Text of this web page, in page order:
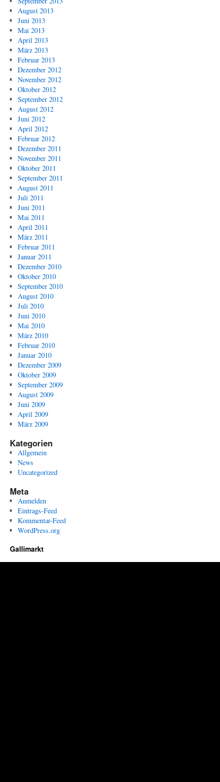
August 2013
Juni 2013
Mai 2013
April 2013
März 2013
Februar 2013
Dezember 2012
November 2012
Oktober 2012
September 2012
August 2012
Juni 2012
April 2012
Februar 2012
Dezember 2011
November 2011
Oktober 2011
September 2011
August 2011
Juli 2011
Juni 2011
Mai 2011
April 2011
März 2011
Februar 2011
Januar 2011
Dezember 2010
Oktober 2010
September 2010
August 2010
Juli 2010
Juni 2010
Mai 2010
März 2010
Februar 2010
Januar 2010
Dezember 2009
Oktober 2009
September 2009
August 2009
Juni 2009
April 2009
März 2009
Kategorien
Allgemein
News
Uncategorized
Meta
Anmelden
Eintrags-Feed
Kommentar-Feed
WordPress.org
Gallimarkt